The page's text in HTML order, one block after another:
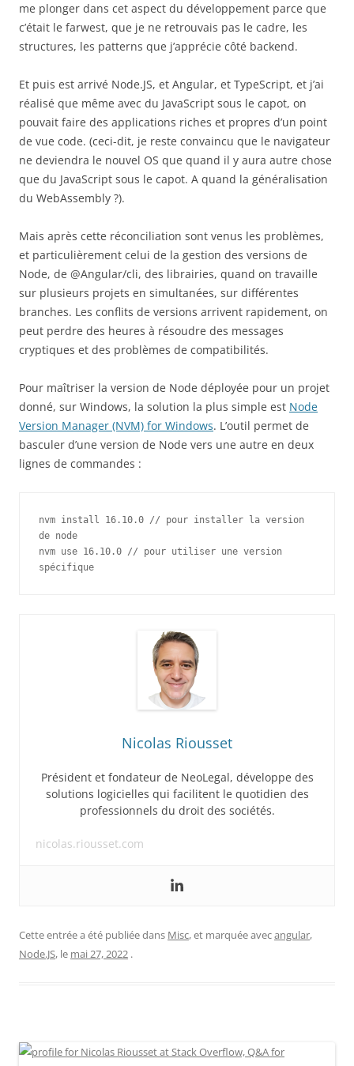
me plonger dans cet aspect du développement parce que
c’était le farwest, que je ne retrouvais pas le cadre, les
structures, les patterns que j’apprécie côté backend.
Et puis est arrivé Node.JS, et Angular, et TypeScript, et j’ai
réalisé que même avec du JavaScript sous le capot, on
pouvait faire des applications riches et propres d’un point
de vue code. (ceci-dit, je reste convaincu que le navigateur
ne deviendra le nouvel OS que quand il y aura autre chose
que du JavaScript sous le capot. A quand la généralisation
du WebAssembly ?).
Mais après cette réconciliation sont venus les problèmes,
et particulièrement celui de la gestion des versions de
Node, de @Angular/cli, des librairies, quand on travaille
sur plusieurs projets en simultanées, sur différentes
branches. Les conflits de versions arrivent rapidement, on
peut perdre des heures à résoudre des messages
cryptiques et des problèmes de compatibilités.
Pour maîtriser la version de Node déployée pour un projet
donné, sur Windows, la solution la plus simple est Node
Version Manager (NVM) for Windows. L’outil permet de
basculer d’une version de Node vers une autre en deux
lignes de commandes :
nvm install 16.10.0 // pour installer la version
de node
nvm use 16.10.0 // pour utiliser une version
spécifique
Nicolas Riousset
Président et fondateur de NeoLegal, développe des
solutions logicielles qui facilitent le quotidien des
professionnels du droit des sociétés.
nicolas.riousset.com
Cette entrée a été publiée dans Misc, et marquée avecangular,
Node.JS, le mai 27, 2022 .